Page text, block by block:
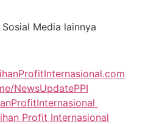
Media lainnya
NewsUpdatePPI
Profit Internasional